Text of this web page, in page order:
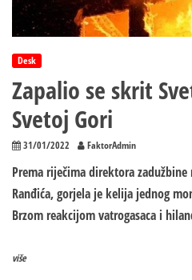
Desk
Zapalio se skrit
Svetoj Gori
31/01/2022 FaktorAdmin
Prema riječima direktora
Ranđića, gorjela je kelija jednog
Brzom reakcijom vatrogasaca i
više